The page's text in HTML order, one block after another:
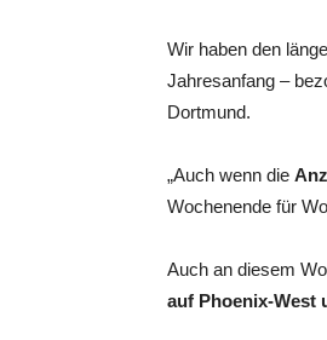
Wir haben den
Jahresanfang –
Dortmund.
„Auch wenn die
Wochenende für
Auch an diesem
auf Phoenix-West